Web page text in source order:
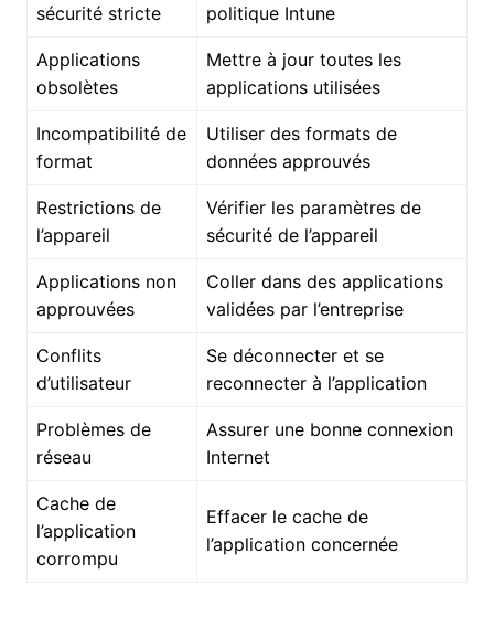
sécurité stricte
politique Intune
Applications
obsolètes
Mettre à jour toutes les
applications utilisées
Incompatibilité de
format
Utiliser des formats de
données approuvés
Restrictions de
l’appareil
Vérifier les paramètres de
sécurité de l’appareil
Applications non
approuvées
Coller dans des applications
validées par l’entreprise
Conflits
d’utilisateur
Se déconnecter et se
reconnecter à l’application
Problèmes de
réseau
Assurer une bonne connexion
Internet
Cache de
l’application
corrompu
Effacer le cache de
l’application concernée